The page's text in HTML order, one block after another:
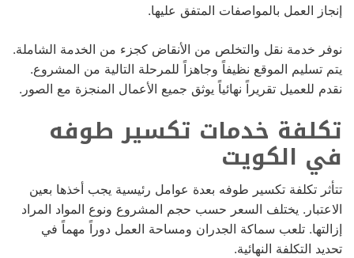
إنجاز العمل بالمواصفات المتفق عليها.
نوفر خدمة نقل والتخلص من الأنقاض كجزء من الخدمة الشاملة.
يتم تسليم الموقع نظيفاً وجاهزاً للمرحلة التالية من المشروع.
نقدم للعميل تقريراً نهائياً يوثق جميع الأعمال المنجزة مع الصور.
تكلفة خدمات تكسير طوفه
في الكويت
تتأثر تكلفة تكسير طوفه بعدة عوامل رئيسية يجب أخذها بعين
الاعتبار. يختلف السعر حسب حجم المشروع ونوع المواد المراد
إزالتها. تلعب سماكة الجدران ومساحة العمل دوراً مهماً في
تحديد التكلفة النهائية.